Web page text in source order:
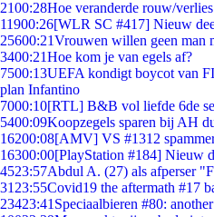
2100:28Hoe veranderde rouw/
11900:26[WLR SC #417] Nieuw
25600:21Vrouwen willen geen man
3400:21Hoe kom je van egels af?
7500:13UEFA kondigt boycot van
plan Infantino
7000:10[RTL] B&B vol liefde 6de
5400:09Koopzegels sparen bij AH
16200:08[AMV] VS #1312
16300:00[PlayStation #184] Nieuw
4523:57Abdul A. (27) als afperser
31 23:55Covid19 the aftermath #17
23423:41 Speciaalbieren #80: